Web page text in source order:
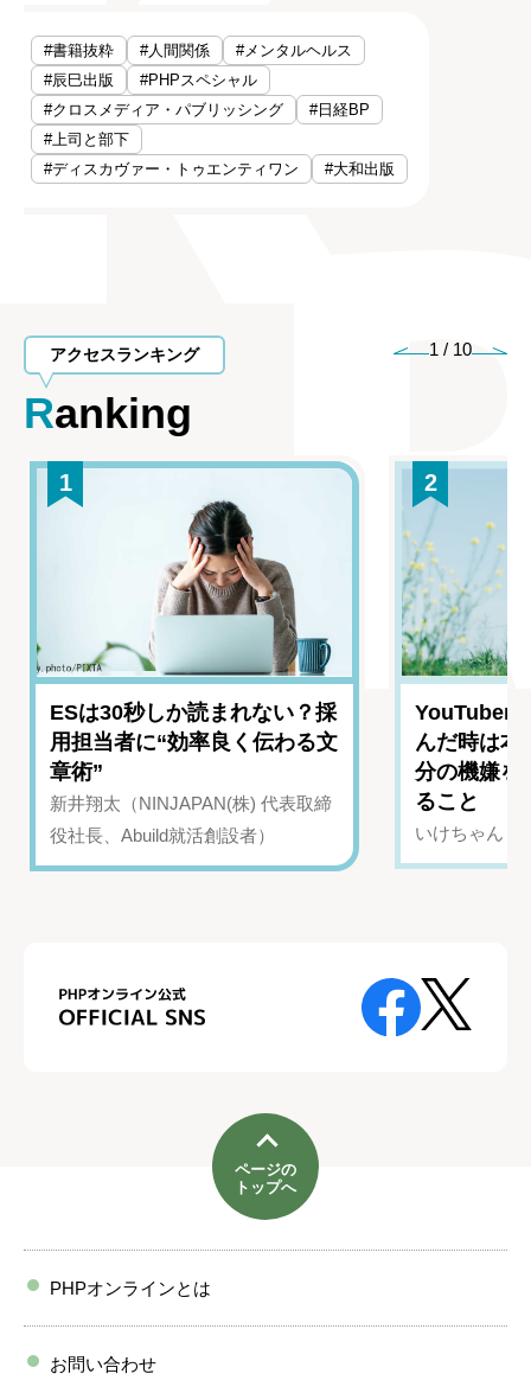
#書籍抜粋 #人間関係
#メンタルヘルス
#辰巳出版
#PHPスペシャル
#クロスメディア・パブリッシング
#日経BP
#上司と部下
#ディスカヴァー・トゥエンティワン
#大和出版
アクセスランキング
Ranking
1 / 10
1
ESは30秒しか読まれない？採
用担当者に“効率良く伝わる文
章術”
新井翔太（NINJAPAN(株) 代表取締
役社長、Abuild就活創設者）
2
YouTuber
んだ時は
分の機嫌を
ること
いけちゃん（
ページの
トップへ
PHPオンラインとは
お問い合わせ